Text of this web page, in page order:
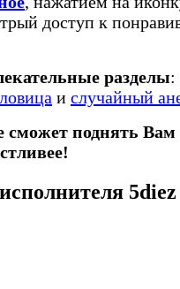
доступ к
разделы:
и случайный
поднять Вам
5diez